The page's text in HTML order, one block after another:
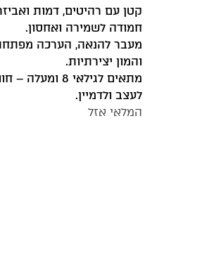
קטן עם רהיטים, דמות
חמודה לשמירה ואחסון.
מעבר להנאה, הערכה מפתחת
והמון יצירתיות.
מתאים לגילאי
לעצב ולדמיין.
המלאי אזל